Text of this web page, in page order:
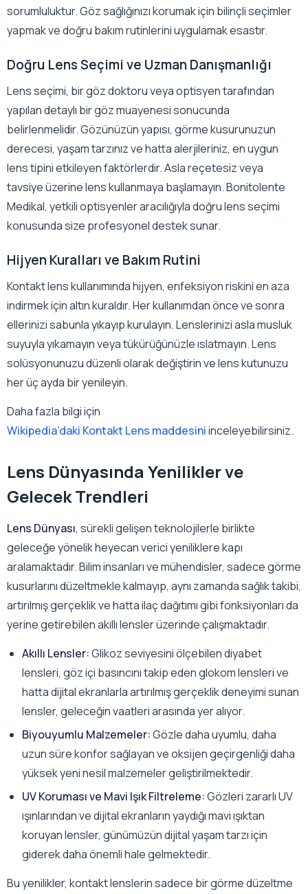
sorumluluktur. Göz sağlığınızı korumak için bilinçli seçimler
yapmak ve doğru bakım rutinlerini uygulamak esastır.
Doğru Lens Seçimi ve Uzman Danışmanlığı
Lens seçimi, bir göz doktoru veya optisyen tarafından
yapılan detaylı bir göz muayenesi sonucunda
belirlenmelidir. Gözünüzün yapısı, görme kusurunuzun
derecesi, yaşam tarzınız ve hatta alerjileriniz, en uygun
lens tipini etkileyen faktörlerdir. Asla reçetesiz veya
tavsiye üzerine lens kullanmaya başlamayın. Bonitolente
Medikal, yetkili optisyenler aracılığıyla doğru lens seçimi
konusunda size profesyonel destek sunar.
Hijyen Kuralları ve Bakım Rutini
Kontakt lens kullanımında hijyen, enfeksiyon riskini en aza
indirmek için altın kuraldır. Her kullanımdan önce ve sonra
ellerinizi sabunla yıkayıp kurulayın. Lenslerinizi asla musluk
suyuyla yıkamayın veya tükürüğünüzle ıslatmayın. Lens
solüsyonunuzu düzenli olarak değiştirin ve lens kutunuzu
her üç ayda bir yenileyin.
Daha fazla bilgi için
Wikipedia’daki Kontakt Lens maddesiniinceleyebilirsiniz.
Lens Dünyasında Yenilikler ve
Gelecek Trendleri
Lens Dünyası, sürekli gelişen teknolojilerle birlikte
geleceğe yönelik heyecan verici yeniliklere kapı
aralamaktadır. Bilim insanları ve mühendisler, sadece görme
kusurlarını düzeltmekle kalmayıp, aynı zamanda sağlık takibi,
artırılmış gerçeklik ve hatta ilaç dağıtımı gibi fonksiyonları da
yerine getirebilen akıllı lensler üzerinde çalışmaktadır.
Akıllı Lensler:Glikoz seviyesini ölçebilen diyabet
lensleri, göz içi basıncını takip eden glokom lensleri ve
hatta dijital ekranlarla artırılmış gerçeklik deneyimi sunan
lensler, geleceğin vaatleri arasında yer alıyor.
Biyouyumlu Malzemeler:Gözle daha uyumlu, daha
uzun süre konfor sağlayan ve oksijen geçirgenliği daha
yüksek yeni nesil malzemeler geliştirilmektedir.
UV Koruması ve Mavi Işık Filtreleme:Gözleri zararlı UV
ışınlarından ve dijital ekranların yaydığı mavi ışıktan
koruyan lensler, günümüzün dijital yaşam tarzı için
giderek daha önemli hale gelmektedir.
Bu yenilikler, kontakt lenslerin sadece bir görme düzeltme